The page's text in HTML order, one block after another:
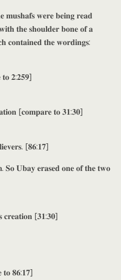
𝐦𝐮𝐬𝐡𝐚𝐟𝐬 𝐰𝐞𝐫𝐞 𝐛𝐞𝐢𝐧𝐠 𝐫𝐞𝐚𝐝
𝐭𝐡𝐞 𝐬𝐡𝐨𝐮𝐥𝐝𝐞𝐫 𝐛𝐨𝐧𝐞 𝐨𝐟 𝐚
𝐜𝐨𝐧𝐭𝐚𝐢𝐧𝐞𝐝 𝐭𝐡𝐞 𝐰𝐨𝐫𝐝𝐢𝐧𝐠𝐬:
𝟐:𝟐𝟓𝟗]
[𝐜𝐨𝐦𝐩𝐚𝐫𝐞 𝐭𝐨 𝟑𝟏:𝟑𝟎]
[𝟖𝟔:𝟏𝟕]
𝐒𝐨 𝐔𝐛𝐚𝐲 𝐞𝐫𝐚𝐬𝐞𝐝 𝐨𝐧𝐞 𝐨𝐟 𝐭𝐡𝐞 𝐭𝐰𝐨
𝐜𝐫𝐞𝐚𝐭𝐢𝐨𝐧 [𝟑𝟏:𝟑𝟎]
𝟖𝟔:𝟏𝟕]